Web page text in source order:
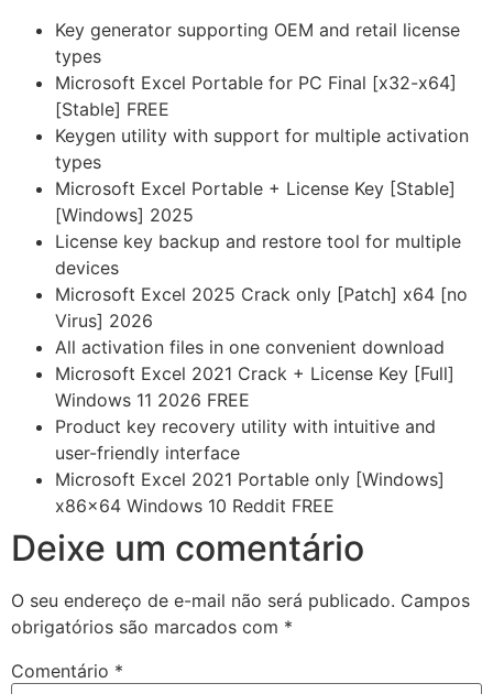
Key generator supporting OEM and retail license
types
Microsoft Excel Portable for PC Final [x32-x64]
[Stable] FREE
Keygen utility with support for multiple activation
types
Microsoft Excel Portable + License Key [Stable]
[Windows] 2025
License key backup and restore tool for multiple
devices
Microsoft Excel 2025 Crack only [Patch] x64 [no
Virus] 2026
All activation files in one convenient download
Microsoft Excel 2021 Crack + License Key [Full]
Windows 11 2026 FREE
Product key recovery utility with intuitive and
user-friendly interface
Microsoft Excel 2021 Portable only [Windows]
x86x64 Windows 10 Reddit FREE
Deixe um comentário
O seu endereço de e-mail não será publicado. Campos
obrigatórios são marcados com *
Comentário *